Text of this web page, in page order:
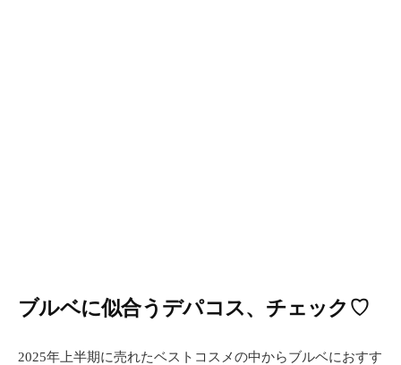
ブルベに似合うデパコス、チェック♡
2025年上半期に売れたベストコスメの中からブルベにおすす